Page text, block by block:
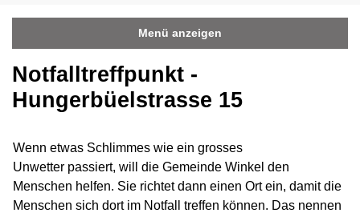
Menü anzeigen
Notfalltreffpunkt -
Hungerbüelstrasse 15
Wenn etwas Schlimmes wie ein grosses
Unwetter passiert, will die Gemeinde Winkel den
Menschen helfen. Sie richtet dann einen Ort ein, damit die
Menschen sich dort im Notfall treffen können. Das nennen